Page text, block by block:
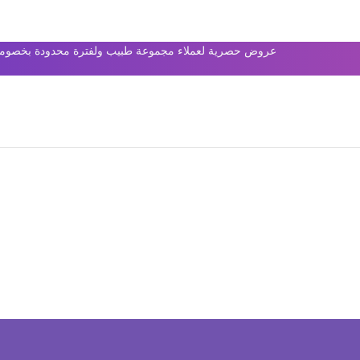
عروض حصرية لعملاء مجموعة طبيب ولفترة محدودة بخصومات